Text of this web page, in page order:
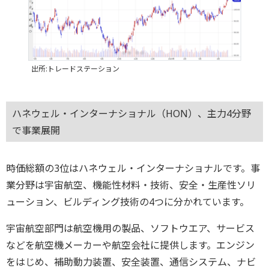
出所:トレードステーション
ハネウェル・インターナショナル（HON）、主力4分野
で事業展開
時価総額の3位はハネウェル・インターナショナルです。事
業分野は宇宙航空、機能性材料・技術、安全・生産性ソリ
ューション、ビルディング技術の4つに分かれています。
宇宙航空部門は航空機用の製品、ソフトウエア、サービス
などを航空機メーカーや航空会社に提供します。エンジン
をはじめ、補助動力装置、安全装置、通信システム、ナビ